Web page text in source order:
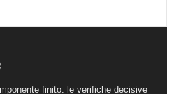
finito: le verifiche decisive